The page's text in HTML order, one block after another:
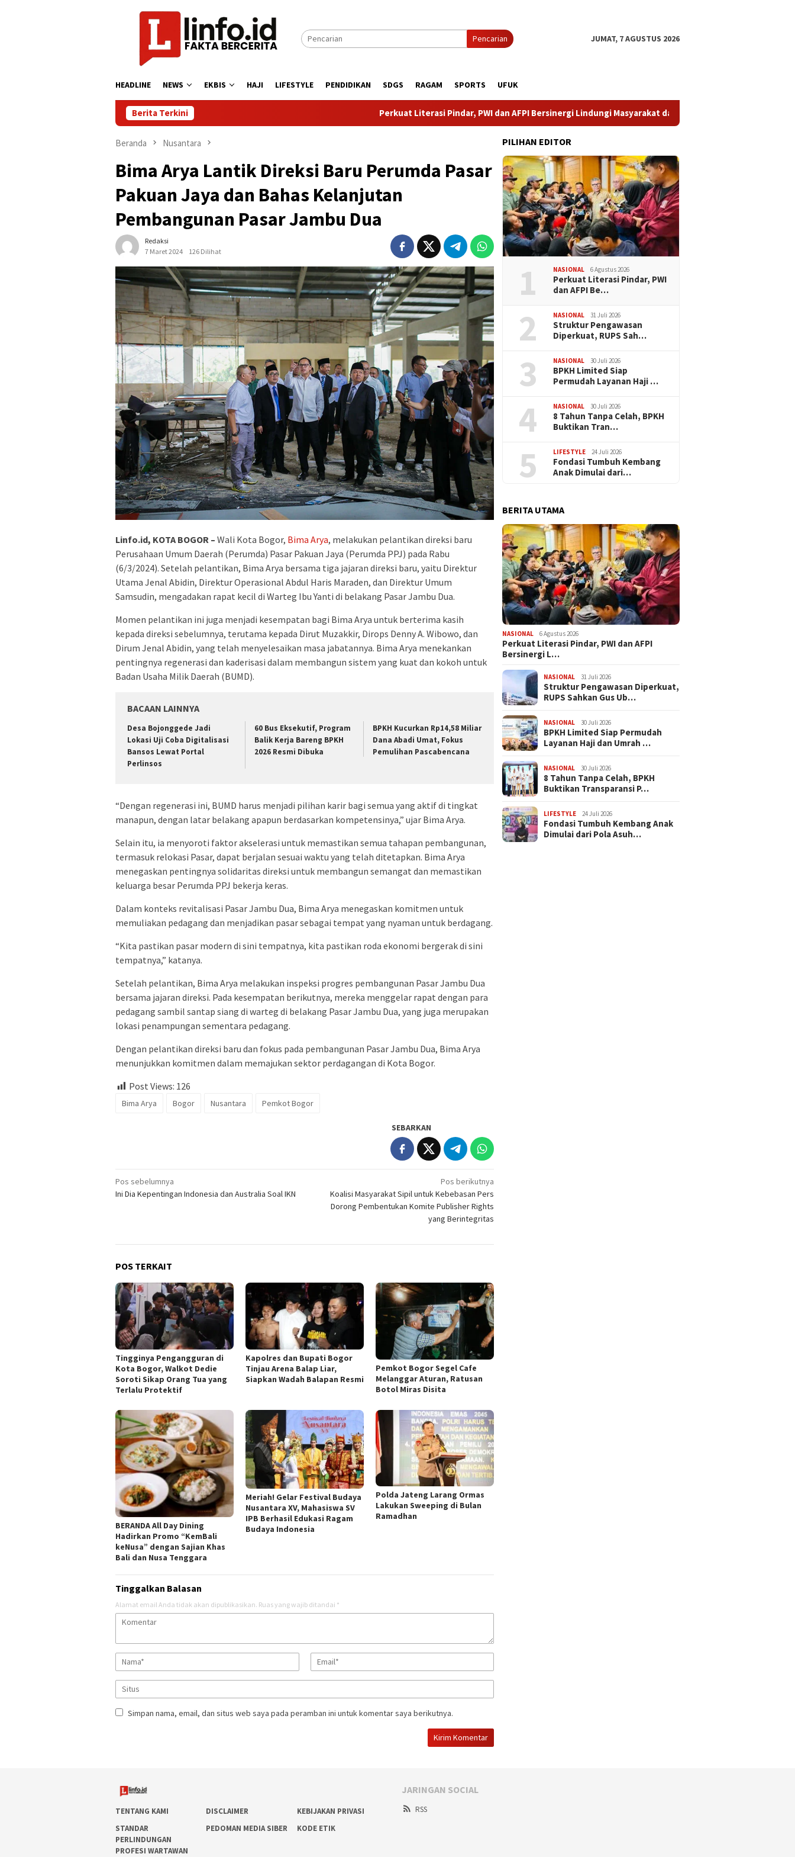
Pencarian JUMAT, 7 AGUSTUS 2026
HEADLINE NEWS EKBIS HAJI LIFESTYLE PENDIDIKAN SDGS RAGAM SPORTS UFUK
Berita Terkini Perkuat Literasi Pindar, PWI dan AFPI Bersinergi Lindungi Masyarakat dari Pinjol Ilegal
Beranda Nusantara
Bima Arya Lantik Direksi Baru Perumda Pasar
Pakuan Jaya dan Bahas Kelanjutan
Pembangunan Pasar Jambu Dua
Redaksi
7 Maret 2024
126 Dilihat
Linfo.id, KOTA BOGOR – Wali Kota Bogor, Bima Arya, melakukan pelantikan direksi baru
Perusahaan Umum Daerah (Perumda) Pasar Pakuan Jaya (Perumda PPJ) pada Rabu
(6/3/2024). Setelah pelantikan, Bima Arya bersama tiga jajaran direksi baru, yaitu Direktur
Utama Jenal Abidin, Direktur Operasional Abdul Haris Maraden, dan Direktur Umum
Samsudin, mengadakan rapat kecil di Warteg Ibu Yanti di belakang Pasar Jambu Dua.
Momen pelantikan ini juga menjadi kesempatan bagi Bima Arya untuk berterima kasih
kepada direksi sebelumnya, terutama kepada Dirut Muzakkir, Dirops Denny A. Wibowo, dan
Dirum Jenal Abidin, yang telah menyelesaikan masa jabatannya. Bima Arya menekankan
pentingnya regenerasi dan kaderisasi dalam membangun sistem yang kuat dan kokoh untuk
Badan Usaha Milik Daerah (BUMD).
BACAAN LAINNYA
Desa Bojonggede Jadi
Lokasi Uji Coba Digitalisasi
Bansos Lewat Portal
Perlinsos
60 Bus Eksekutif, Program
Balik Kerja Bareng BPKH
2026 Resmi Dibuka
BPKH Kucurkan Rp14,58 Miliar
Dana Abadi Umat, Fokus
Pemulihan Pascabencana
“Dengan regenerasi ini, BUMD harus menjadi pilihan karir bagi semua yang aktif di tingkat
manapun, dengan latar belakang apapun berdasarkan kompetensinya,” ujar Bima Arya.
Selain itu, ia menyoroti faktor akselerasi untuk memastikan semua tahapan pembangunan,
termasuk relokasi Pasar, dapat berjalan sesuai waktu yang telah ditetapkan. Bima Arya
menegaskan pentingnya solidaritas direksi untuk membangun semangat dan memastikan
keluarga besar Perumda PPJ bekerja keras.
Dalam konteks revitalisasi Pasar Jambu Dua, Bima Arya menegaskan komitmen untuk
memuliakan pedagang dan menjadikan pasar sebagai tempat yang nyaman untuk berdagang.
“Kita pastikan pasar modern di sini tempatnya, kita pastikan roda ekonomi bergerak di sini
tempatnya,” katanya.
Setelah pelantikan, Bima Arya melakukan inspeksi progres pembangunan Pasar Jambu Dua
bersama jajaran direksi. Pada kesempatan berikutnya, mereka menggelar rapat dengan para
pedagang sambil santap siang di warteg di belakang Pasar Jambu Dua, yang juga merupakan
lokasi penampungan sementara pedagang.
Dengan pelantikan direksi baru dan fokus pada pembangunan Pasar Jambu Dua, Bima Arya
menunjukkan komitmen dalam memajukan sektor perdagangan di Kota Bogor.
Post Views: 126
Bima Arya Bogor Nusantara Pemkot Bogor
SEBARKAN
Navigasi
pos
Pos sebelumnya
Ini Dia Kepentingan Indonesia dan Australia Soal IKN
Pos berikutnya
Koalisi Masyarakat Sipil untuk Kebebasan Pers
Dorong Pembentukan Komite Publisher Rights
yang Berintegritas
POS TERKAIT
Tingginya Pengangguran di
Kota Bogor, Walkot Dedie
Soroti Sikap Orang Tua yang
Terlalu Protektif
Kapolres dan Bupati Bogor
Tinjau Arena Balap Liar,
Siapkan Wadah Balapan Resmi
Pemkot Bogor Segel Cafe
Melanggar Aturan, Ratusan
Botol Miras Disita
BERANDA All Day Dining
Hadirkan Promo “KemBali
keNusa” dengan Sajian Khas
Bali dan Nusa Tenggara
Meriah! Gelar Festival Budaya
Nusantara XV, Mahasiswa SV
IPB Berhasil Edukasi Ragam
Budaya Indonesia
Polda Jateng Larang Ormas
Lakukan Sweeping di Bulan
Ramadhan
Tinggalkan Balasan
Alamat email Anda tidak akan dipublikasikan. Ruas yang wajib ditandai *
Simpan nama, email, dan situs web saya pada peramban ini untuk komentar saya berikutnya.
PILIHAN EDITOR
1 NASIONAL 6 Agustus 2026
Perkuat Literasi Pindar, PWI
dan AFPI Be…
2 NASIONAL 31 Juli 2026
​Struktur Pengawasan
Diperkuat, RUPS Sah…
3 NASIONAL 30 Juli 2026
BPKH Limited Siap
Permudah Layanan Haji …
4 NASIONAL 30 Juli 2026
​8 Tahun Tanpa Celah, BPKH
Buktikan Tran…
5 LIFESTYLE 24 Juli 2026
Fondasi Tumbuh Kembang
Anak Dimulai dari…
BERITA UTAMA
NASIONAL 6 Agustus 2026
Perkuat Literasi Pindar, PWI dan AFPI
Bersinergi L…
NASIONAL 31 Juli 2026
​Struktur Pengawasan Diperkuat,
RUPS Sahkan Gus Ub…
NASIONAL 30 Juli 2026
BPKH Limited Siap Permudah
Layanan Haji dan Umrah …
NASIONAL 30 Juli 2026
​8 Tahun Tanpa Celah, BPKH
Buktikan Transparansi P…
LIFESTYLE 24 Juli 2026
Fondasi Tumbuh Kembang Anak
Dimulai dari Pola Asuh…
TENTANG KAMI DISCLAIMER
KEBIJAKAN PRIVASI
STANDAR
PERLINDUNGAN
PROFESI WARTAWAN
PEDOMAN MEDIA SIBER KODE ETIK
JARINGAN SOCIAL
RSS